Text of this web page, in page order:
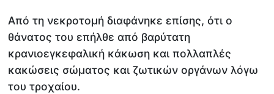
Από τη νεκροτομή διαφάνηκε επίσης, ότι ο
θάνατος του επήλθε από βαρύτατη
κρανιοεγκεφαλική κάκωση και πολλαπλές
κακώσεις σώματος και ζωτικών οργάνων λόγω
του τροχαίου.